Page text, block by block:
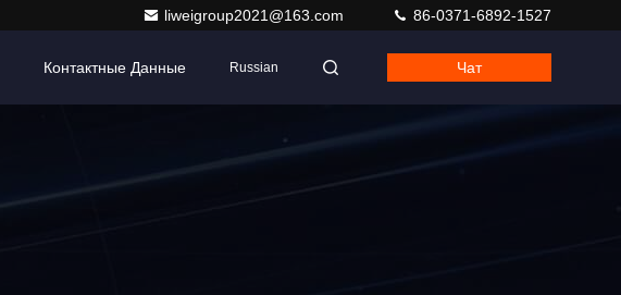
liweigroup2021@163.com 86-0371-6892-1527
Контактные Данные Russian Чат